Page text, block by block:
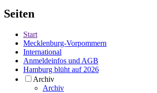
Seiten
Start
Mecklenburg-Vorpommern
International
Anmeldeinfos und AGB
Hamburg blüht auf 2026
Archiv
Archiv